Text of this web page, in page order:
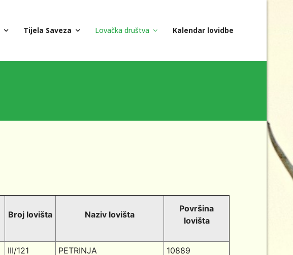
Tijela Saveza Lovačka društva Kalendar lovidbe
Broj lovišta Naziv lovišta
Površina
lovišta
III/121
PETRINJA
10889